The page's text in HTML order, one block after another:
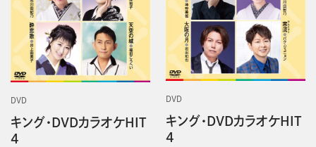
DVD
キング・DVDカラオケHIT
4
DVD
キング・DVDカラオケHIT
4